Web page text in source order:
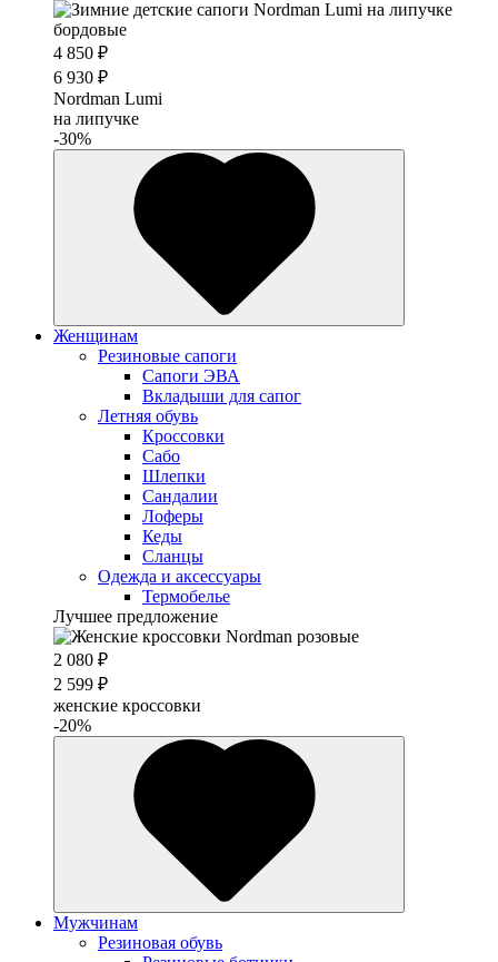
4 850 ₽
6 930 ₽
Nordman Lumi
на липучке
-30%
Женщинам
Резиновые сапоги
Cапоги ЭВА
Вкладыши для сапог
Летняя обувь
Кроссовки
Сабо
Шлепки
Сандалии
Лоферы
Кеды
Сланцы
Одежда и аксессуары
Термобелье
Лучшее предложение
2 080 ₽
2 599 ₽
женские кроссовки
-20%
Мужчинам
Резиновая обувь